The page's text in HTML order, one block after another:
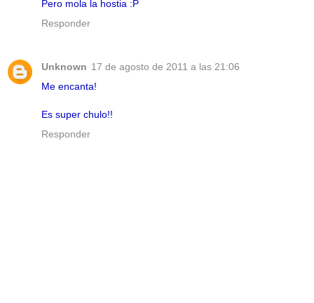
Pero mola la hostia :P
Responder
Unknown 17 de agosto de 2011 a las 21:06
Me encanta!
Es super chulo!!
Responder